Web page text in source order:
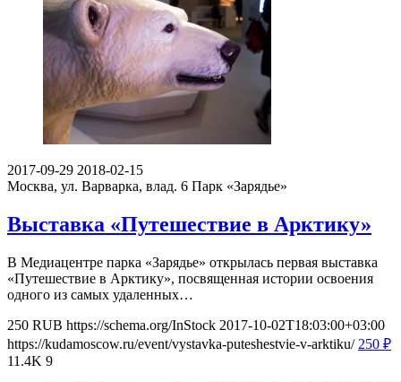
2017-09-29 2018-02-15
Москва, ул. Варварка, влад. 6 Парк «Зарядье»
Выставка «Путешествие в Арктику»
В Медиацентре парка «Зарядье» открылась первая выставка
«Путешествие в Арктику», посвященная истории освоения
одного из самых удаленных…
250 RUB https://schema.org/InStock 2017-10-02T18:03:00+03:00
https://kudamoscow.ru/event/vystavka-puteshestvie-v-arktiku/ 250 ₽
11.4K 9